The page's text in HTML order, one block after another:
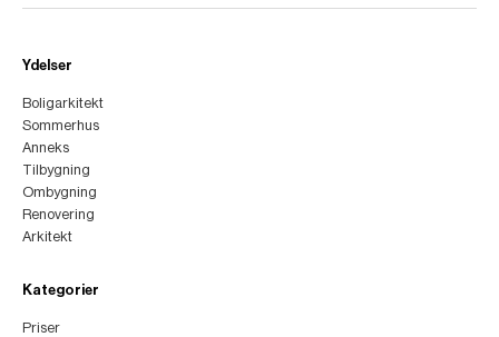
Ydelser
Boligarkitekt
Sommerhus
Anneks
Tilbygning
Ombygning
Renovering
Arkitekt
Kategorier
Priser